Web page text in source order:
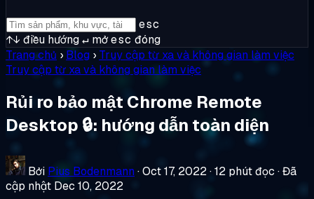
esc
↑↓ điều hướng↵ mởesc đóng
Trang chủ › Blog › Truy cập từ xa và không gian làm việc
Truy cập từ xa và không gian làm việc
Rủi ro bảo mật Chrome Remote
Desktop 🔒: hướng dẫn toàn diện
Bởi Pius Bodenmann ·Oct 17, 2022·12 phút đọc ·Đã
cập nhật Dec 10, 2022